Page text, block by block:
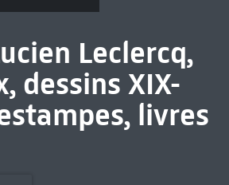
Leclercq,
dessins XIX-
livres